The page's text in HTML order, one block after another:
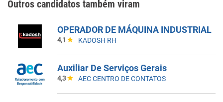
Outros candidatos também viram
OPERADOR DE MÁQUINA INDUSTRIAL
4,1 KADOSH RH
Auxiliar De Serviços Gerais
4,3 AEC CENTRO DE CONTATOS